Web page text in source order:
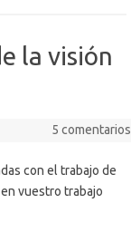
la visión
5 comentarios
con el trabajo de
vuestro trabajo